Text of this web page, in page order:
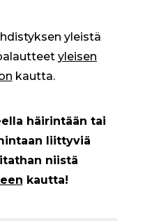
yleistä
yleisen
kautta.
häirintään tai
liittyviä
niistä
kautta!